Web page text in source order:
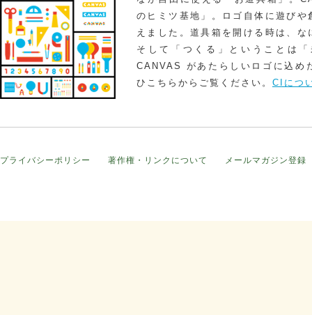
のヒミツ基地」。ロゴ自体に遊び
えました。道具箱を開ける時は、
そして「つくる」ということは
CANVAS があたらしいロゴに込め
ひこちらからご覧ください。 CIにつ
プライバシーポリシー 著作権・リンクについて メールマガジン登録